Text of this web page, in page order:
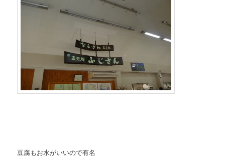
豆腐もお水がいいので有名